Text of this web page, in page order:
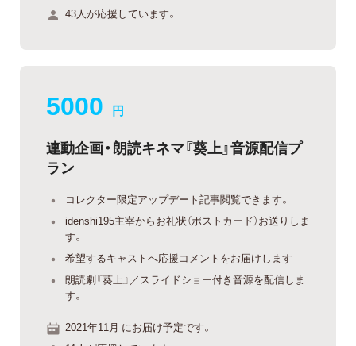
43人が応援しています。
5000 円
連動企画・朗読キネマ『葵上』音源配信プ
ラン
コレクター限定アップデート記事閲覧できます。
idenshi195主宰からお礼状（ポストカード）お送りしま
す。
希望するキャストへ応援コメントをお届けします
朗読劇『葵上』／スライドショー付き音源を配信しま
す。
2021年11月 にお届け予定です。